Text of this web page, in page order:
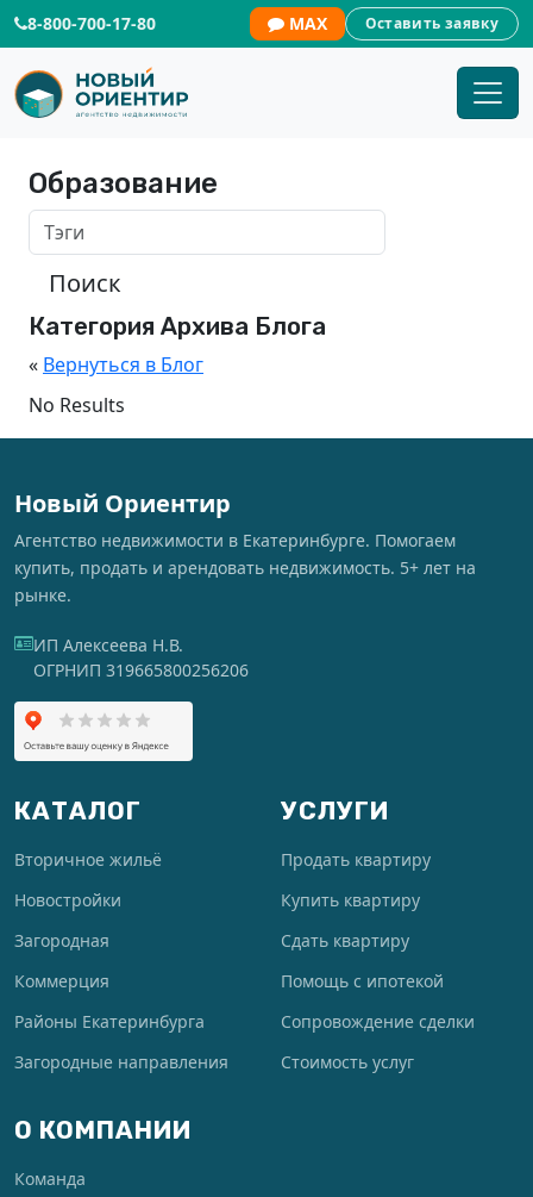
8-800-700-17-80 MAX Оставить заявку
Образование
Поиск
Категория Архива Блога
« Вернуться в Блог
No Results
Новый Ориентир
Агентство недвижимости в Екатеринбурге. Помогаем
купить, продать и арендовать недвижимость. 5+ лет на
рынке.
ИП Алексеева Н.В.
ОГРНИП 319665800256206
КАТАЛОГ
Вторичное жильё
Новостройки
Загородная
Коммерция
Районы Екатеринбурга
Загородные направления
УСЛУГИ
Продать квартиру
Купить квартиру
Сдать квартиру
Помощь с ипотекой
Сопровождение сделки
Стоимость услуг
О КОМПАНИИ
Команда